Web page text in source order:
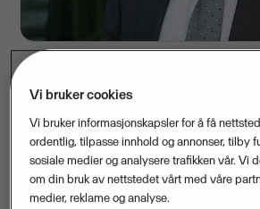
deleiere i Visma sammen med
og ledelsen i selskapet.
Visma Group Holdings (Visma),
Vi bruker cookies
Vi bruker informasjonskapsler for å få
ordentlig, tilpasse innhold og annonser, tilby
sosiale medier og analysere trafikken vår. Vi
om din bruk av nettstedet vårt med våre
medier, reklame og analyse.